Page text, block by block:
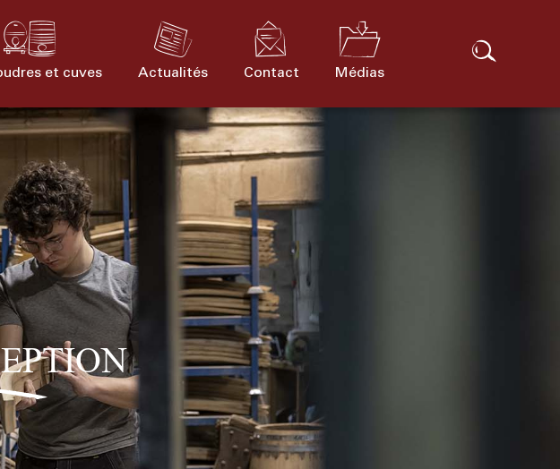
votre cave
innovations
Notre implantation
Série d'exception Série d'ailleurs
et cuves
Clé en main
Actualités Contact Médias